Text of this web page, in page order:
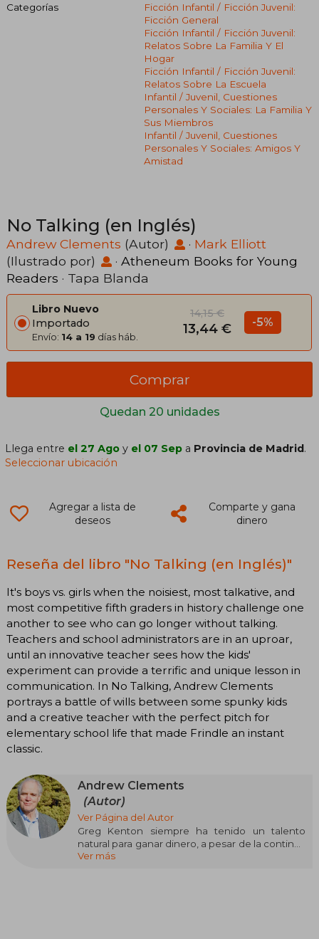
Categorías
Ficción Infantil / Ficción Juvenil:
Ficción General
Ficción Infantil / Ficción Juvenil:
Relatos Sobre La Familia Y El
Hogar
Ficción Infantil / Ficción Juvenil:
Relatos Sobre La Escuela
Infantil / Juvenil, Cuestiones
Personales Y Sociales: La Familia Y
Sus Miembros
Infantil / Juvenil, Cuestiones
Personales Y Sociales: Amigos Y
Amistad
No Talking (en Inglés)
Andrew Clements (Autor) · Mark Elliott
(Ilustrado por)
· Atheneum Books for Young
Readers · Tapa Blanda
Libro Nuevo
Importado
Envío: 14 a 19 días háb.
14,15 €
13,44 € -5%
Quedan 20 unidades
Comprar
Llega entre el 27 Ago y el 07 Sep a Provincia de Madrid.
Seleccionar ubicación
Agregar a lista de
deseos
Comparte y gana
dinero
Reseña del libro "No Talking (en Inglés)"
It's boys vs. girls when the noisiest, most talkative, and
most competitive fifth graders in history challenge one
another to see who can go longer without talking.
Teachers and school administrators are in an uproar,
until an innovative teacher sees how the kids'
experiment can provide a terrific and unique lesson in
communication. In No Talking, Andrew Clements
portrays a battle of wills between some spunky kids
and a creative teacher with the perfect pitch for
elementary school life that made Frindle an instant
classic.
Andrew Clements
(Autor)
Ver Página del Autor
Greg Kenton siempre ha tenido un talento
natural para ganar dinero, a pesar de la continua
y cargante competencia de su vecina, Maura
Ver más